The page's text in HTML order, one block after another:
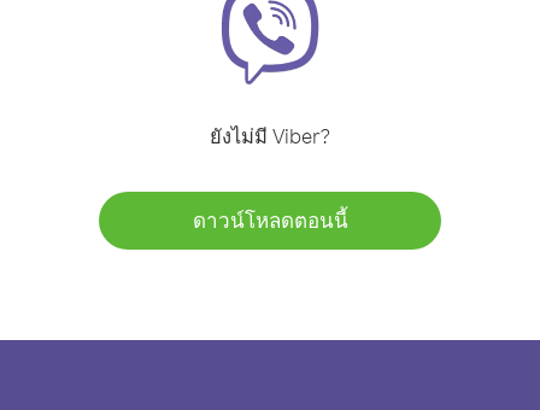
ยังไม่มี Viber?
ดาวน์โหลดตอนนี้